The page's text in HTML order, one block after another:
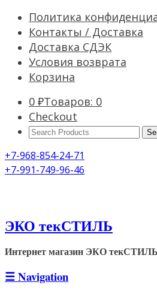
Политика
Контакты / Доставка
Доставка СДЭК
Условия возврата
Корзина
0 ₽Товаров: 0
Checkout
Search
+7-968-854-24-71
+7-991-749-96-46
ЭКО текСТИЛЬ
Интернет магазин ЭКО
☰Navigation